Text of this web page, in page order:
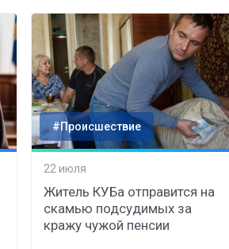
#Происшествие
22 июля
Житель КУБа отправится на
скамью подсудимых за
кражу чужой пенсии